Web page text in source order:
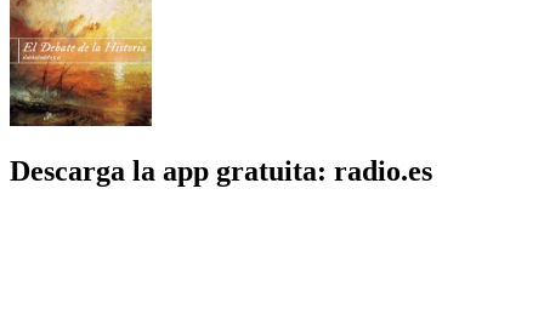
Descarga la app gratuita: radio.es